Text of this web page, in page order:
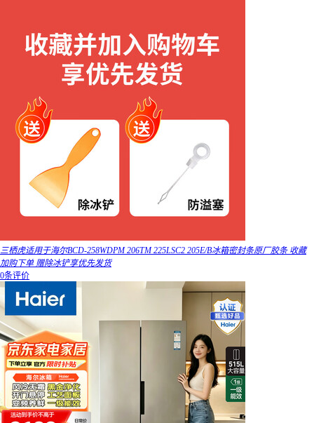
三栖虎适用于海尔BCD-258WDPM 206TM 225LSC2 205E/B冰箱密封条原厂胶条 收藏
加购下单 赠除冰铲享优先发货
0条评价